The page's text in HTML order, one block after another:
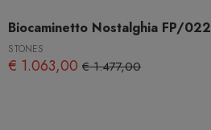
Biocaminetto Nostalghia FP/022
STONES
€ 1.063,00 € 1.477,00